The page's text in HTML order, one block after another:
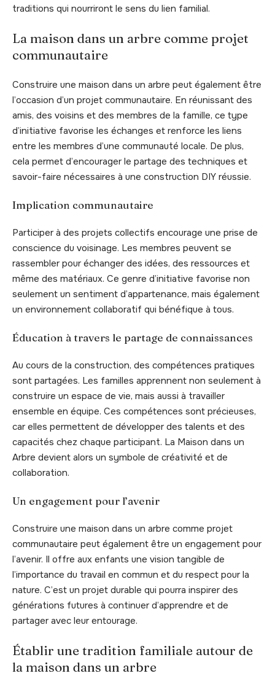
traditions qui nourriront le sens du lien familial.
La maison dans un arbre comme projet
communautaire
Construire une maison dans un arbre peut également être
l’occasion d’un projet communautaire. En réunissant des
amis, des voisins et des membres de la famille, ce type
d’initiative favorise les échanges et renforce les liens
entre les membres d’une communauté locale. De plus,
cela permet d’encourager le partage des techniques et
savoir-faire nécessaires à une construction DIY réussie.
Implication communautaire
Participer à des projets collectifs encourage une prise de
conscience du voisinage. Les membres peuvent se
rassembler pour échanger des idées, des ressources et
même des matériaux. Ce genre d’initiative favorise non
seulement un sentiment d’appartenance, mais également
un environnement collaboratif qui bénéfique à tous.
Éducation à travers le partage de connaissances
Au cours de la construction, des compétences pratiques
sont partagées. Les familles apprennent non seulement à
construire un espace de vie, mais aussi à travailler
ensemble en équipe. Ces compétences sont précieuses,
car elles permettent de développer des talents et des
capacités chez chaque participant. La Maison dans un
Arbre devient alors un symbole de créativité et de
collaboration.
Un engagement pour l’avenir
Construire une maison dans un arbre comme projet
communautaire peut également être un engagement pour
l’avenir. Il offre aux enfants une vision tangible de
l’importance du travail en commun et du respect pour la
nature. C’est un projet durable qui pourra inspirer des
générations futures à continuer d’apprendre et de
partager avec leur entourage.
Établir une tradition familiale autour de
la maison dans un arbre